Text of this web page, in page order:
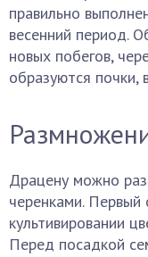
правильно
весенний период.
новых побегов,
образуются почки,
Драцену можно
черенками. Первый
культивировании
Перед посадкой